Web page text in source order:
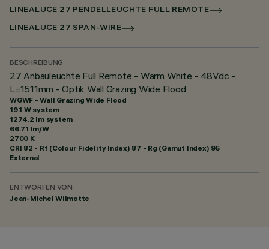
LINEALUCE 27 PENDELLEUCHTE FULL REMOTE
LINEALUCE 27 SPAN-WIRE
BESCHREIBUNG
27 Anbauleuchte Full Remote - Warm White - 48Vdc -
L=1511mm - Optik Wall Grazing Wide Flood
WGWF - Wall Grazing Wide Flood
19.1 W system
1274.2 lm system
66.71 lm/W
2700 K
CRI 82 - Rf (Colour Fidelity Index) 87 - Rg (Gamut Index) 95
External
ENTWORFEN VON
Jean-Michel Wilmotte